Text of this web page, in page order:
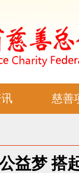
慈善
益梦 搭